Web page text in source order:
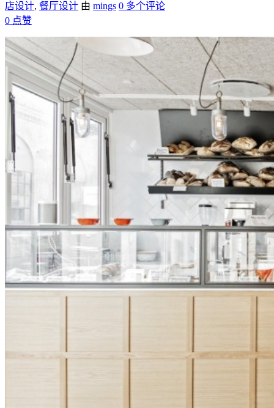
店设计, 餐厅设计 由 mings 0 多个评论
0 点赞